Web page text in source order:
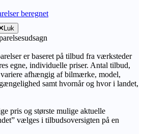
beregnet
Luk
er baseret på tilbud fra værksteder
egne, individuelle priser. Antal tilbud,
variere afhængig af bilmærke, model,
samt hvornår og hvor i landet,
pris og største mulige aktuelle
vælges i tilbudsoversigten på en